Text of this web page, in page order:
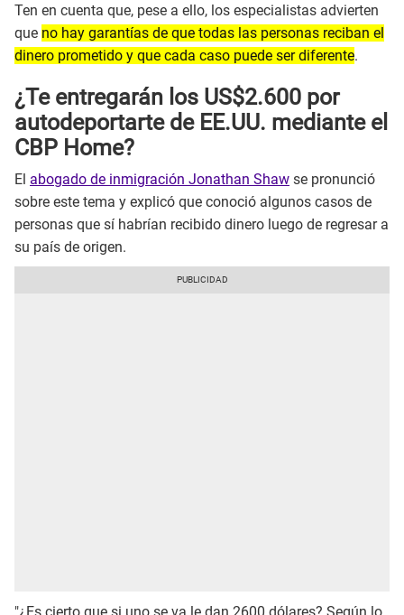
Ten en cuenta que, pese a ello, los especialistas advierten
que no hay garantías de que todas las personas reciban el
dinero prometido y que cada caso puede ser diferente.
¿Te entregarán los US$2.600 por
autodeportarte de EE.UU. mediante el
CBP Home?
El abogado de inmigración Jonathan Shaw se pronunció
sobre este tema y explicó que conoció algunos casos de
personas que sí habrían recibido dinero luego de regresar a
su país de origen.